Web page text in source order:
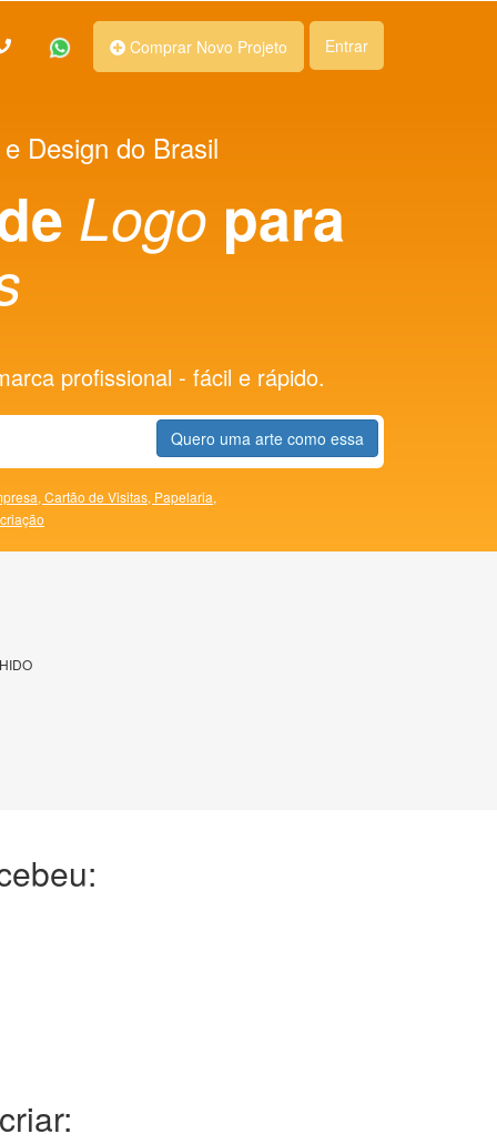
Comprar Novo Projeto Entrar
Design do Brasil
Logo para
profissional - fácil e rápido.
Quero uma arte como essa
Cartão de Visitas, Papelaria,